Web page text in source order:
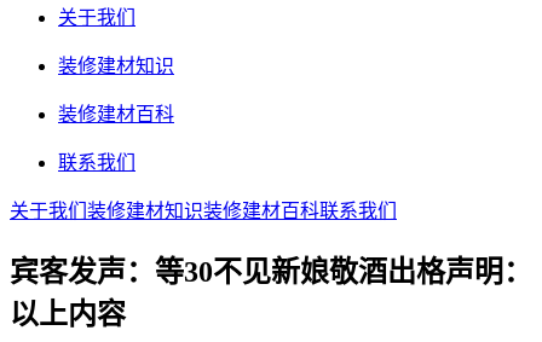
关于我们
装修建材知识
装修建材百科
联系我们
关于我们 装修建材知识装修建材百科联系我们
宾客发声：等30不见新娘敬酒出格声明：
以上内容